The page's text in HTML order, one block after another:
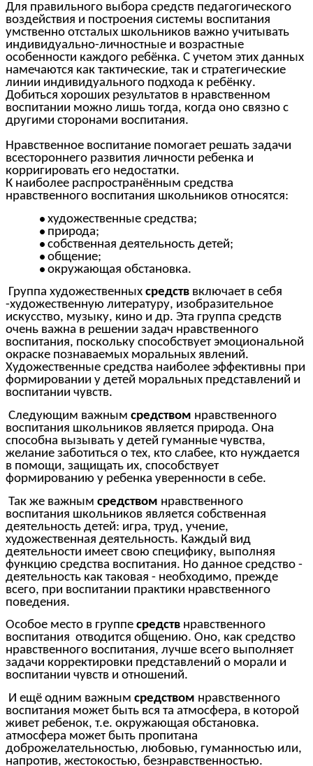
Для правильного выбора средств педагогического
воздействия и построения системы воспитания
умственно отсталых школьников важно учитывать
индивидуально-личностные и возрастные
особенности каждого ребёнка. С учетом этих данных
намечаются как тактические, так и стратегические
линии индивидуального подхода к ребёнку.
Добиться хороших результатов в нравственном
воспитании можно лишь тогда, когда оно связно с
другими сторонами воспитания.
Нравственное воспитание помогает решать задачи
всестороннего развития личности ребенка и
корригировать его недостатки.
К наиболее распространённым средства
нравственного воспитания школьников относятся:
художественные средства;
природа;
собственная деятельность детей;
общение;
окружающая обстановка.
Группа художественных средств включает в себя
-художественную литературу, изобразительное
искусство, музыку, кино и др. Эта группа средств
очень важна в решении задач нравственного
воспитания, поскольку способствует эмоциональной
окраске познаваемых моральных явлений.
Художественные средства наиболее эффективны при
формировании у детей моральных представлений и
воспитании чувств.
Следующим важным средством нравственного
воспитания школьников является природа. Она
способна вызывать у детей гуманные чувства,
желание заботиться о тех, кто слабее, кто нуждается
в помощи, защищать их, способствует
формированию у ребенка уверенности в себе.
Так же важным средством нравственного
воспитания школьников является собственная
деятельность детей: игра, труд, учение,
художественная деятельность. Каждый вид
деятельности имеет свою специфику, выполняя
функцию средства воспитания. Но данное средство -
деятельность как таковая - необходимо, прежде
всего, при воспитании практики нравственного
поведения.
Особое место в группе средств нравственного
воспитания отводится общению. Оно, как средство
нравственного воспитания, лучше всего выполняет
задачи корректировки представлений о морали и
воспитании чувств и отношений.
И ещё одним важным средством нравственного
воспитания может быть вся та атмосфера, в которой
живет ребенок, т.е. окружающая обстановка.
атмосфера может быть пропитана
доброжелательностью, любовью, гуманностью или,
напротив, жестокостью, безнравственностью.